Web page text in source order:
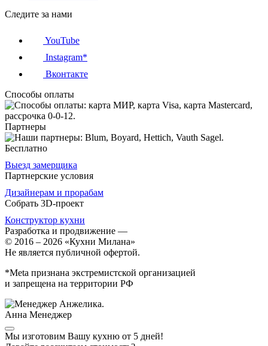
Следите за нами
YouTube
Instagram*
Вконтакте
Способы оплаты
Партнеры
Бесплатно
Выезд замерщика
Партнерские условия
Дизайнерам и прорабам
Собрать 3D-проект
Конструктор кухни
Разработка и продвижение —
© 2016 – 2026 «Кухни Милана»
Не является публичной офертой.
*Meta признана экстремистской организацией
и запрещена на территории РФ
Анна Менеджер
Мы изготовим Вашу кухню от 5 дней!